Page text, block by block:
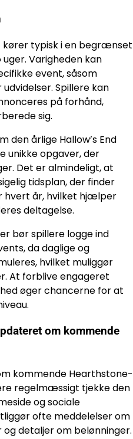
kører typisk i en begrænset
Varigheden kan
event, såsom
Spillere kan
på forhånd,
sig.
den årlige Hallow’s End
unikke opgaver, der
Det er almindeligt, at
tidsplan, der finder
hvert år, hvilket hjælper
deltagelse.
bør spillere logge ind
da daglige og
hvilket muliggør
At forblive engageret
øger chancerne for at
om kommende
kommende Hearthstone-
regelmæssigt tjekke den
og sociale
ofte meddelelser om
detaljer om belønninger.